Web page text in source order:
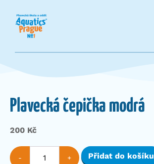
Plavecká čepička modrá
200 Kč
-
Plavecká
+ Přidat do košíku